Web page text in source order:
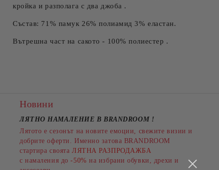
кройка и разполага с два джоба .
Състав: 71% памук 26% полиамид 3% еластан.
Вътрешна част на сакото - 100% полиестер .
Новини
ЛЯТНО НАМАЛЕНИЕ В BRANDROOM !
Лятото е сезонът на новите емоции, свежите визии и
добрите оферти. Именно затова BRANDROOM
стартира своята ЛЯТНА РАЗПРОДАЖБА
с намаления до -50% на избрани обувки, дрехи и